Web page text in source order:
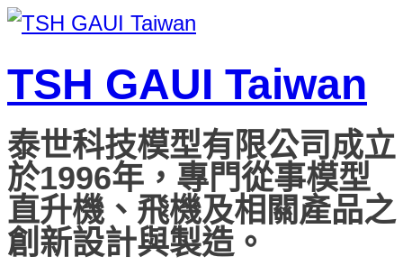
TSH GAUI Taiwan
泰世科技模型有限公司成立
於1996年，專門從事模型
直升機、飛機及相關產品之
創新設計與製造。